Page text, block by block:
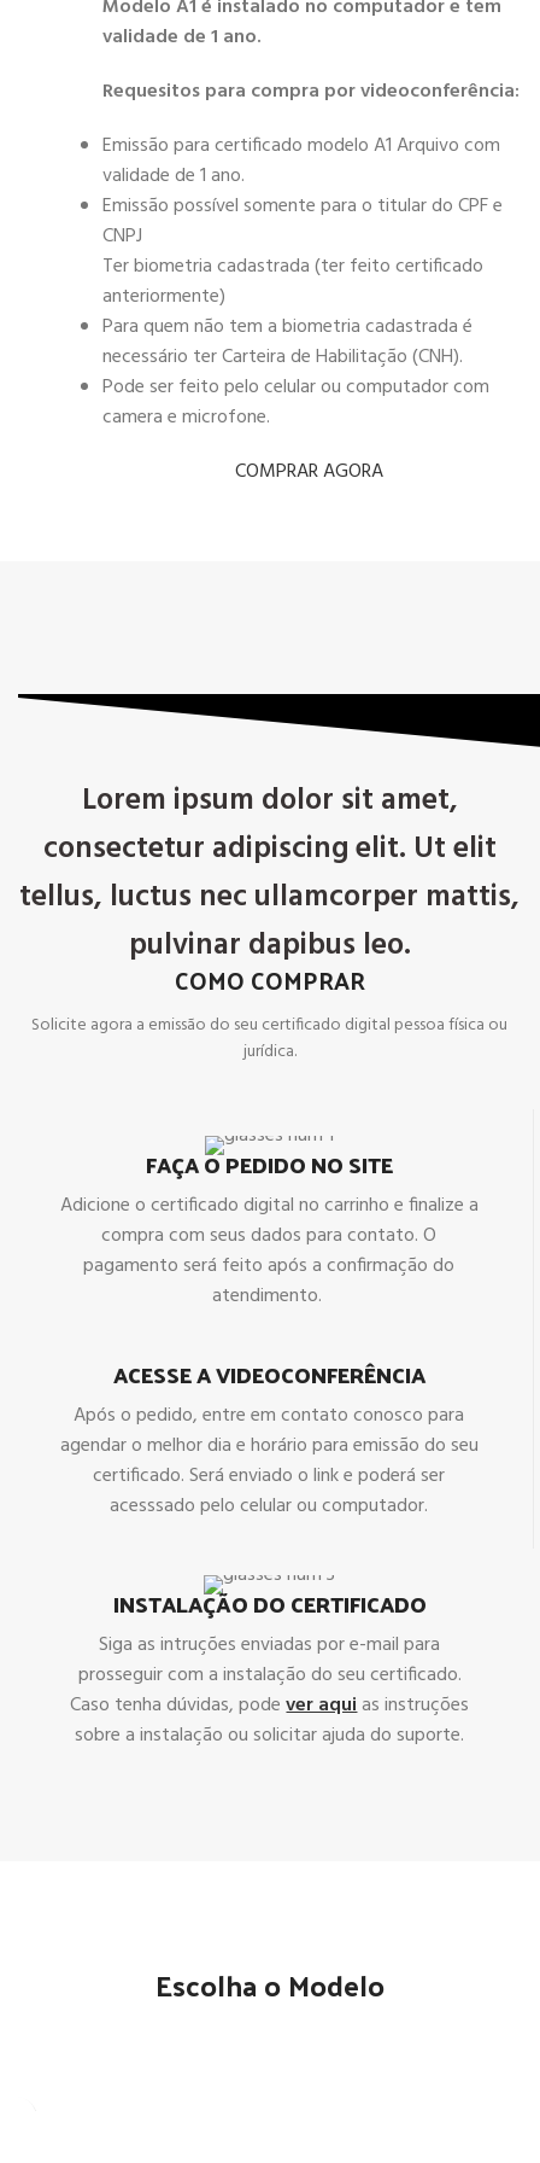
Modelo A1 é instalado no computador e tem
validade de 1 ano.
Requesitos para compra por videoconferência:
Emissão para certificado modelo A1 Arquivo com
validade de 1 ano.
Emissão possível somente para o titular do CPF e
CNPJ
Ter biometria cadastrada (ter feito certificado
anteriormente)
Para quem não tem a biometria cadastrada é
necessário ter Carteira de Habilitação (CNH).
Pode ser feito pelo celular ou computador com
camera e microfone.
COMPRAR AGORA
Lorem ipsum dolor sit amet,
consectetur adipiscing elit. Ut elit
tellus, luctus nec ullamcorper mattis,
pulvinar dapibus leo.
COMO COMPRAR
Solicite agora a emissão do seu certificado digital pessoa física ou
jurídica.
FAÇA O PEDIDO NO SITE
Adicione o certificado digital no carrinho e finalize a
compra com seus dados para contato. O
pagamento será feito após a confirmação do
atendimento.
ACESSE A VIDEOCONFERÊNCIA
Após o pedido, entre em contato conosco para
agendar o melhor dia e horário para emissão do seu
certificado. Será enviado o link e poderá ser
acesssado pelo celular ou computador.
INSTALAÇÃO DO CERTIFICADO
Siga as intruções enviadas por e-mail para
prosseguir com a instalação do seu certificado.
Caso tenha dúvidas, podever aquias instruções
sobre a instalação ou solicitar ajuda do suporte.
Escolha o Modelo